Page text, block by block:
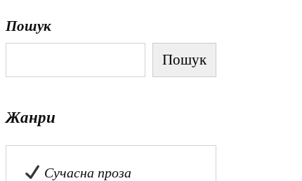
Пошук
Пошук
Жанри
Сучасна проза